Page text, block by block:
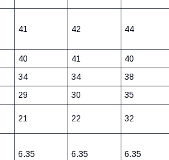
41 42 44
40 41 40
34 34 38
29 30 35
21 22 32
6.35 6.35 6.35